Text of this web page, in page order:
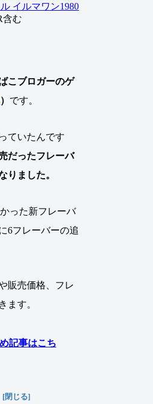
イルマワン1980
含む
こブロガーのゲ
） です。
ていたんです
だったフレーバ
りました。
った新フレーバ
6フレーバーの追
販売価格、フレ
ます。
記事はこち